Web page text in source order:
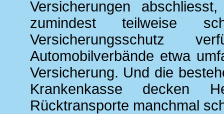
Versicherungen
zumindest teilweise
Versicherungsschutz
Automobilverbände etwa
Versicherung. Und die
Krankenkasse decken
Rücktransporte manchmal